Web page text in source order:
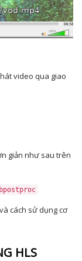
video qua giao
giản như sau trên
cách sử dụng cơ
HLS